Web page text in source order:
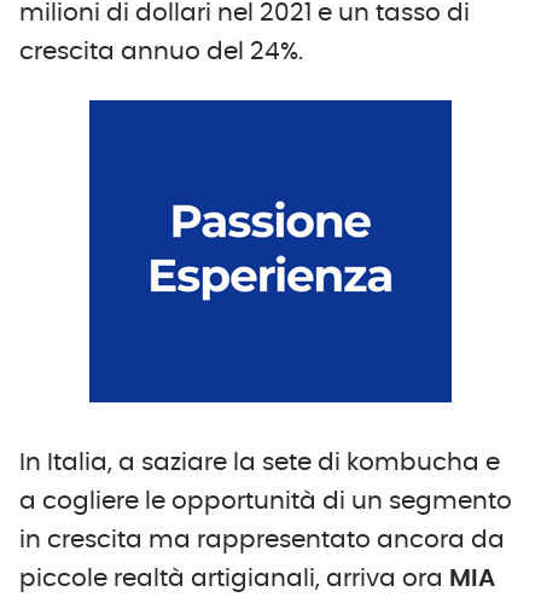
milioni di dollari nel 2021 e un tasso di
crescita annuo del 24%.
In Italia, a saziare la sete di kombucha e
a cogliere le opportunità di un segmento
in crescita ma rappresentato ancora da
piccole realtà artigianali, arriva ora MIA